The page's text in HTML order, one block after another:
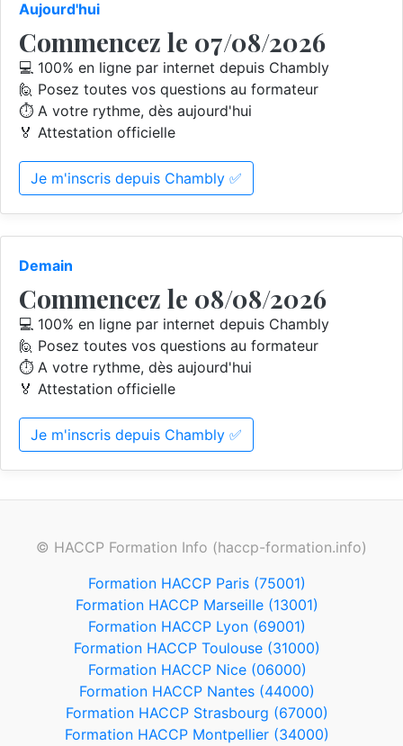
Aujourd'hui
Commencez le 07/08/2026
💻 100% en ligne par internet depuis Chambly
🙋 Posez toutes vos questions au formateur
⏱️ A votre rythme, dès aujourd'hui
🏅 Attestation officielle
Je m'inscris depuis Chambly ✅
Demain
Commencez le 08/08/2026
💻 100% en ligne par internet depuis Chambly
🙋 Posez toutes vos questions au formateur
⏱️ A votre rythme, dès aujourd'hui
🏅 Attestation officielle
Je m'inscris depuis Chambly ✅
© HACCP Formation Info (haccp-formation.info)
Formation HACCP Paris (75001)
Formation HACCP Marseille (13001)
Formation HACCP Lyon (69001)
Formation HACCP Toulouse (31000)
Formation HACCP Nice (06000)
Formation HACCP Nantes (44000)
Formation HACCP Strasbourg (67000)
Formation HACCP Montpellier (34000)